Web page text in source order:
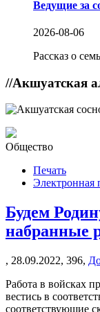
Ведущие за
2026-08-06
Рассказ о
//Акшуатская
Общество
Печать
Электронная
Будем
набранные
, 28.09.2022, 396,
Работа в войсках
вестись в
соответствующие